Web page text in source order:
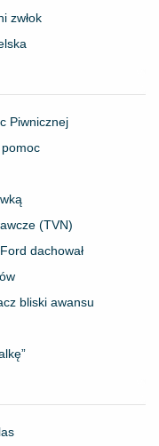
zwłok
Piwnicznej
(TVN)
dachował
bliski awansu